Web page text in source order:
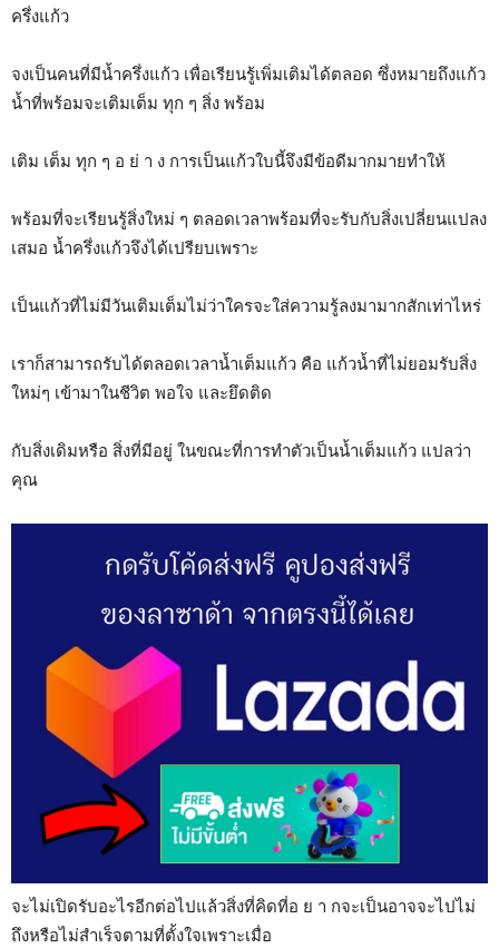
ครึ่งแก้ว
จงเป็นคนที่มีน้ำครึ่งแก้ว เพื่อเรียนรู้เพิ่มเติมได้ตลอด ซึ่งหมายถึงแก้ว
น้ำที่พร้อมจะเติมเต็ม ทุก ๆ สิ่ง พร้อม
เติม เต็ม ทุก ๆ อ ย่ า ง การเป็นแก้วใบนี้จึงมีข้อดีมากมายทำให้
พร้อมที่จะเรียนรู้สิ่งใหม่ ๆ ตลอดเวลาพร้อมที่จะรับกับสิ่งเปลี่ยนแปลง
เสมอ น้ำครึ่งแก้วจึงได้เปรียบเพราะ
เป็นแก้วที่ไม่มีวันเติมเต็มไม่ว่าใครจะใส่ความรู้ลงมามากสักเท่าไหร่
เราก็สามารถรับได้ตลอดเวลาน้ำเต็มแก้ว คือ แก้วน้ำที่ไม่ยอมรับสิ่ง
ใหม่ๆ เข้ามาในชีวิต พอใจ และยึดติด
กับสิ่งเดิมหรือ สิ่งที่มีอยู่ ในขณะที่การทำตัวเป็นน้ำเต็มแก้ว แปลว่า
คุณ
จะไม่เปิดรับอะไรอีกต่อไปแล้วสิ่งที่คิดที่อ ย า กจะเป็นอาจจะไปไม่
ถึงหรือไม่สำเร็จตามที่ตั้งใจเพราะเมื่อ